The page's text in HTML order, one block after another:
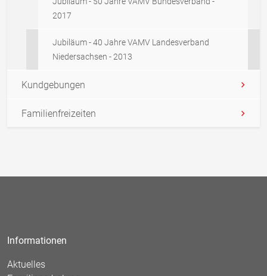
2017
Jubiläum - 40 Jahre VAMV Landesverband
Niedersachsen - 2013
Kundgebungen
Familienfreizeiten
Informationen
Aktuelles